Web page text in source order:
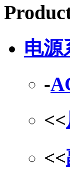
电源
-
<<
<<